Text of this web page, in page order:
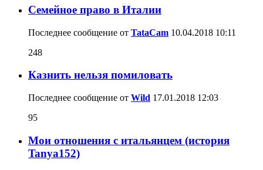
Семейное право в Италии
Последнее сообщение от TataCam 10.04.2018 10:11
248
Казнить нельзя помиловать
Последнее сообщение от Wild 17.01.2018 12:03
95
Мои отношения с итальянцем (история
Tanya152)